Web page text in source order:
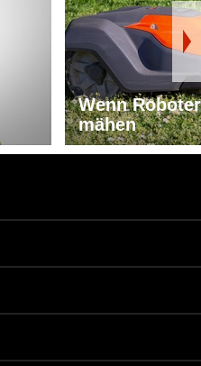
Wenn
mähen